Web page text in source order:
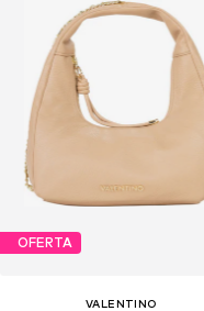
OFERTA
VALENTINO